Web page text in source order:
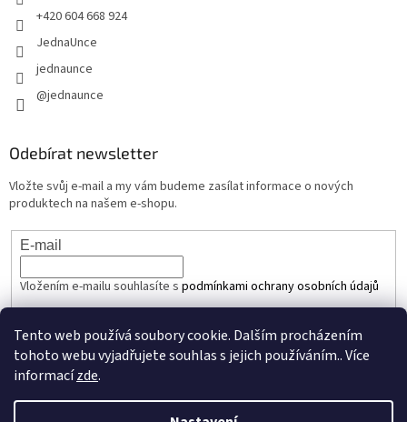
Tento web používá soubory cookie. Dalším procházením
tohoto webu vyjadřujete souhlas s jejich používáním.. Více
informacízde.
+420 604 668 924
JednaUnce
jednaunce
@jednaunce
Odebírat newsletter
Vložte svůj e-mail a my vám budeme zasílat informace o nových
produktech na našem e-shopu.
E-mail
Vložením e-mailu souhlasíte s podmínkami ochrany osobních údajů
PŘIHLÁSIT SE